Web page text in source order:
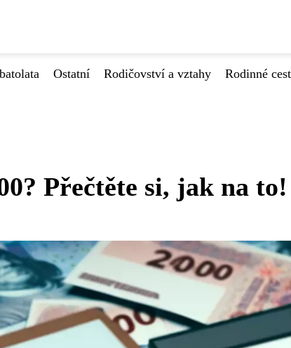
Ostatní Rodičovství a vztahy Rodinné
Přečtěte si, jak na to!